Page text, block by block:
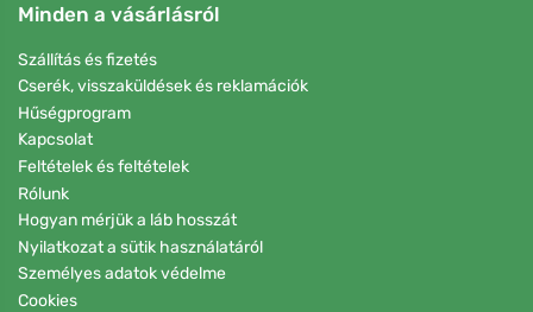
Minden a vásárlásról
Szállítás és fizetés
Cserék, visszaküldések és reklamációk
Hűségprogram
Kapcsolat
Feltételek és feltételek
Rólunk
Hogyan mérjük a láb hosszát
Nyilatkozat a sütik használatáról
Személyes adatok védelme
Cookies